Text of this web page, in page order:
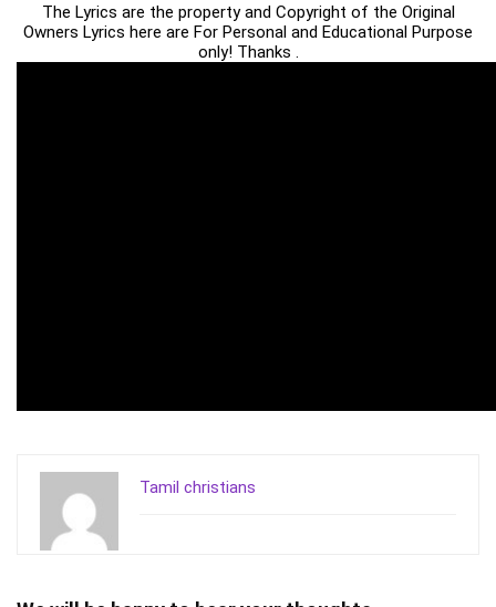
The Lyrics are the property and Copyright of the Original
Owners Lyrics here are For Personal and Educational Purpose
only! Thanks .
Tamil christians